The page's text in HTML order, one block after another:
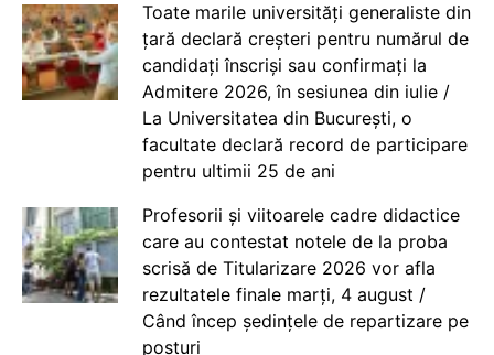
Toate marile universități generaliste din
țară declară creșteri pentru numărul de
candidați înscriși sau confirmați la
Admitere 2026, în sesiunea din iulie /
La Universitatea din București, o
facultate declară record de participare
pentru ultimii 25 de ani
Profesorii și viitoarele cadre didactice
care au contestat notele de la proba
scrisă de Titularizare 2026 vor afla
rezultatele finale marți, 4 august /
Când încep ședințele de repartizare pe
posturi